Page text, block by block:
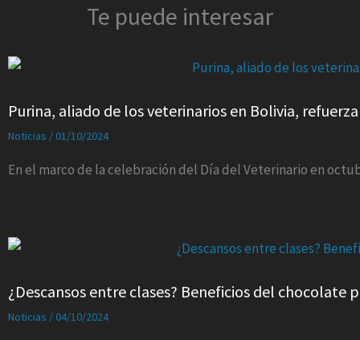
Te puede interesar
Purina, aliado de los veterinarios en Bolivia,
Noticias / 01/10/2024
En el marco de la celebración del Día del Veterinario en
¿Descansos entre clases? Beneficios del
Noticias / 04/10/2024